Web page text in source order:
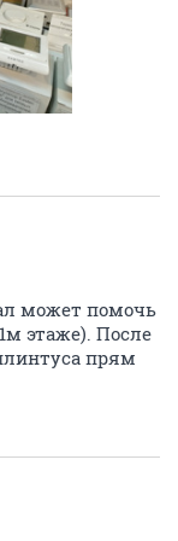
может помочь
этаже). После
прям